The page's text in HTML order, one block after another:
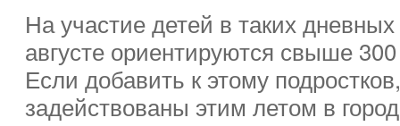
На участие детей в таких
августе ориентируются свыше
Если добавить к этому
задействованы этим летом в